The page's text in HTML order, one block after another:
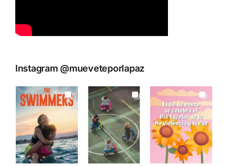
Instagram @mueveteporlapaz